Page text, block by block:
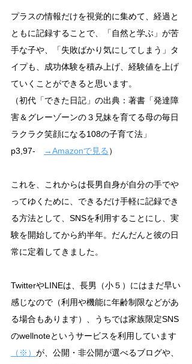
プラスの情報だけを視覚的に集めて、経過と
ともに記録することで、「自然と学ぶ」が苦
手な子や、「失敗ばかり気にしてしまう」タ
イプも、成功体験を積み上げ、経験値を上げ
ていくことができると思います。
（初代「できた日記」の出典： 著書「発達障
害＆グレーゾーンの３兄妹を育てる母の毎日
ラクラク笑顔になる108の子育て法」
p3,97-
→Amazonで見る ）
これを、これからは長男自身が自分の手でや
ってゆくために、できるだけ手軽に記録でき
る方法として、SNSを利用することにし、実
験を開始してから約半年。だんだんと彼の日
常に定着してきました。
TwitterやLINEは、長男（小５）にはまだ早い
感じなので（利用や機能に年齢制限などがあ
る場合もあります）、うちでは家族限定SNS
のwellnoteというサービスを利用しています
（※） が、公開・非公開が選べるブログや、